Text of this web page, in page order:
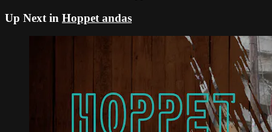
Up Next in Hoppet andas